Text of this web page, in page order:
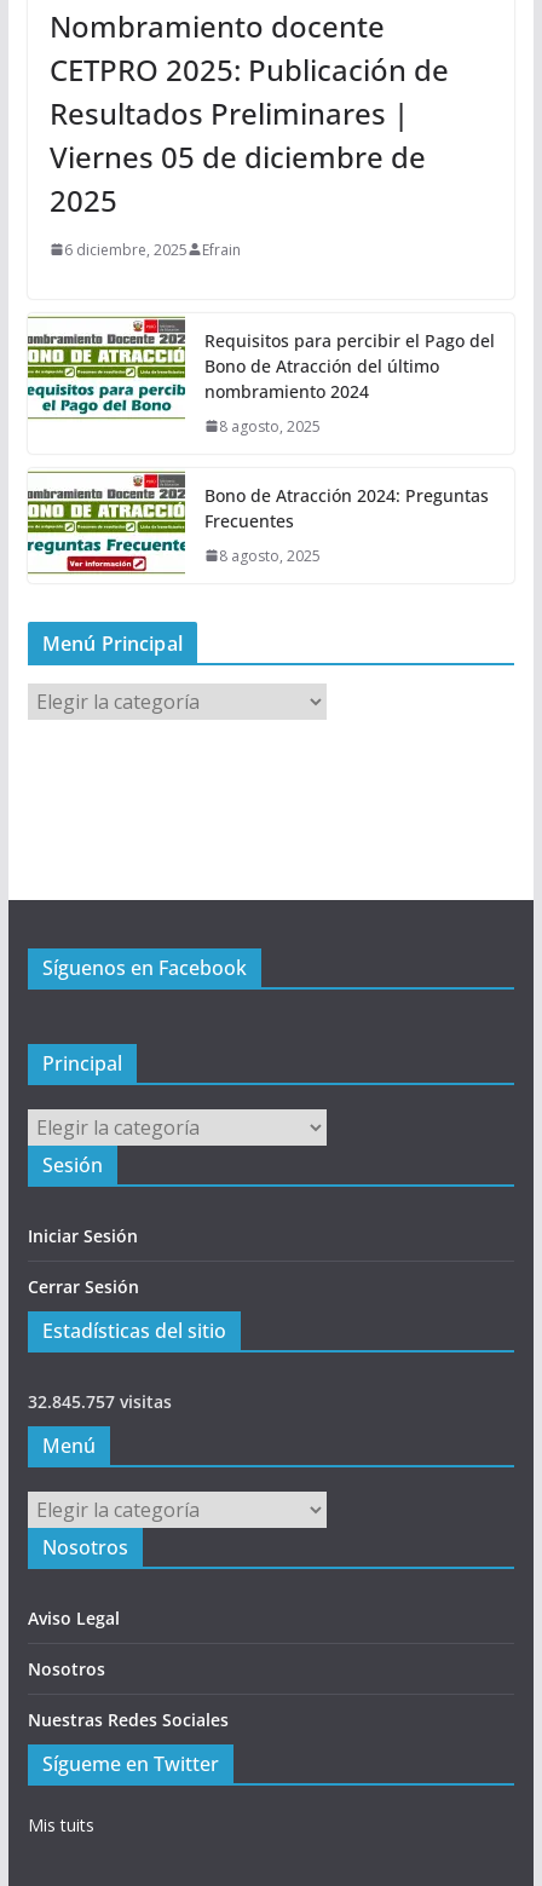
Nombramiento docente
CETPRO 2025: Publicación de
Resultados Preliminares |
Viernes 05 de diciembre de
2025
6 diciembre, 2025 Efrain
Requisitos para percibir el Pago del
Bono de Atracción del último
nombramiento 2024
8 agosto, 2025
Bono de Atracción 2024: Preguntas
Frecuentes
8 agosto, 2025
Menú Principal
M
e
Síguenos en Facebook
Principal
Principal
Sesión
Iniciar Sesión
Cerrar Sesión
Estadísticas del sitio
32.845.757 visitas
Menú
Menú
Nosotros
Aviso Legal
Nosotros
Nuestras Redes Sociales
Sígueme en Twitter
Mis tuits